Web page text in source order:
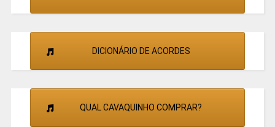
DICIONÁRIO DE ACORDES
QUAL CAVAQUINHO COMPRAR?